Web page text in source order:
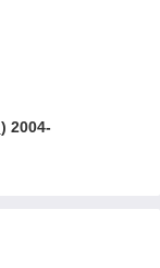
2004-